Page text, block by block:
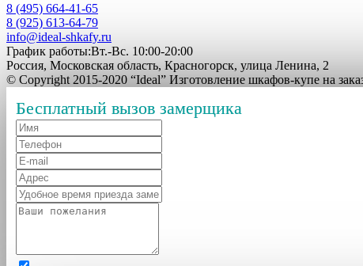
8 (495) 664-41-65
8 (925) 613-64-79
info@ideal-shkafy.ru
График работы:Вт.-Вс. 10:00-20:00
Россия, Московская область, Красногорск, улица Ленина, 2
© Copyright 2015-2020 “Ideal” Изготовление шкафов-купе на
Бесплатный вызов замерщика